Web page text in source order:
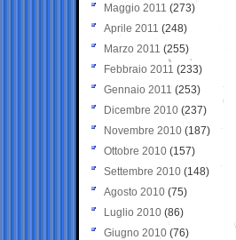
Maggio 2011 (273)
Aprile 2011 (248)
Marzo 2011 (255)
Febbraio 2011 (233)
Gennaio 2011 (253)
Dicembre 2010 (237)
Novembre 2010 (187)
Ottobre 2010 (157)
Settembre 2010 (148)
Agosto 2010 (75)
Luglio 2010 (86)
Giugno 2010 (76)